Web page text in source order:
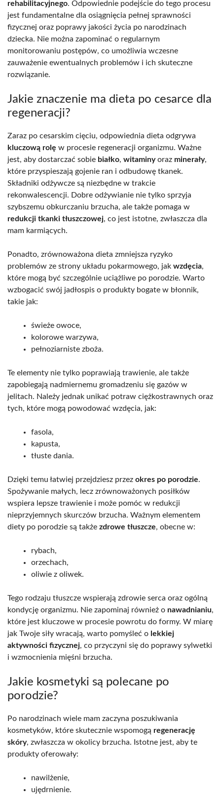
rehabilitacyjnego. Odpowiednie podejście do tego procesu
jest fundamentalne dla osiągnięcia pełnej sprawności
fizycznej oraz poprawy jakości życia po narodzinach
dziecka. Nie można zapominać o regularnym
monitorowaniu postępów, co umożliwia wczesne
zauważenie ewentualnych problemów i ich skuteczne
rozwiązanie.
Jakie znaczenie ma dieta po cesarce dla
regeneracji?
Zaraz po cesarskim cięciu, odpowiednia dieta odgrywa
kluczową rolę w procesie regeneracji organizmu. Ważne
jest, aby dostarczać sobie białko, witaminyoraz minerały,
które przyspieszają gojenie ran i odbudowę tkanek.
Składniki odżywcze są niezbędne w trakcie
rekonwalescencji. Dobre odżywianie nie tylko sprzyja
szybszemu obkurczaniu brzucha, ale także pomaga w
redukcji tkanki tłuszczowej, co jest istotne, zwłaszcza dla
mam karmiących.
Ponadto, zrównoważona dieta zmniejsza ryzyko
problemów ze strony układu pokarmowego, jak wzdęcia,
które mogą być szczególnie uciążliwe po porodzie. Warto
wzbogacić swój jadłospis o produkty bogate w błonnik,
takie jak:
świeże owoce,
kolorowe warzywa,
pełnoziarniste zboża.
Te elementy nie tylko poprawiają trawienie, ale także
zapobiegają nadmiernemu gromadzeniu się gazów w
jelitach. Należy jednak unikać potraw ciężkostrawnych oraz
tych, które mogą powodować wzdęcia, jak:
fasola,
kapusta,
tłuste dania.
Dzięki temu łatwiej przejdziesz przez okres po porodzie.
Spożywanie małych, lecz zrównoważonych posiłków
wspiera lepsze trawienie i może pomóc w redukcji
nieprzyjemnych skurczów brzucha. Ważnym elementem
diety po porodzie są także zdrowe tłuszcze, obecne w:
rybach,
orzechach,
oliwie z oliwek.
Tego rodzaju tłuszcze wspierają zdrowie serca oraz ogólną
kondycję organizmu. Nie zapominaj również o nawadnianiu,
które jest kluczowe w procesie powrotu do formy. W miarę
jak Twoje siły wracają, warto pomyśleć o lekkiej
aktywności fizycznej, co przyczyni się do poprawy sylwetki
i wzmocnienia mięśni brzucha.
Jakie kosmetyki są polecane po
porodzie?
Po narodzinach wiele mam zaczyna poszukiwania
kosmetyków, które skutecznie wspomogą regenerację
skóry, zwłaszcza w okolicy brzucha. Istotne jest, aby te
produkty oferowały:
nawilżenie,
ujędrnienie.